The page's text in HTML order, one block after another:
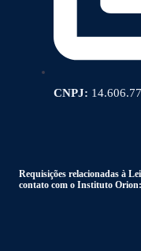
CNPJ:
Requisições relacionadas à
contato com o Instituto Orion: